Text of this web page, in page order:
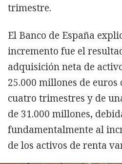
trimestre.
El Banco de España
incremento fue el
adquisición neta de
25.000 millones de
cuatro trimestres y de
de 31.000 millones,
fundamentalmente al
de los activos de renta